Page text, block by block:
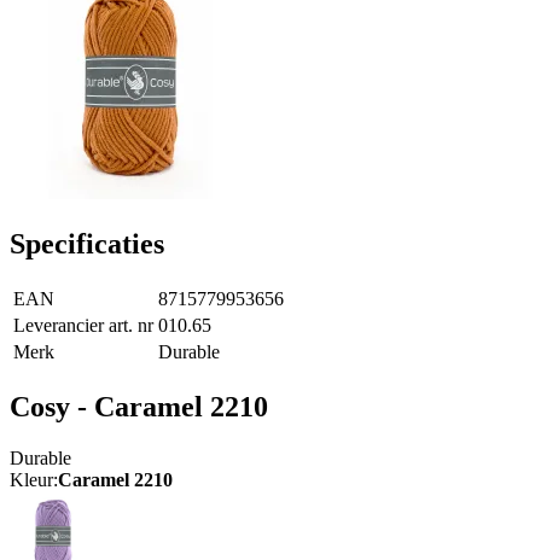
Specificaties
EAN
8715779953656
Leverancier art. nr 010.65
Merk
Durable
Cosy - Caramel 2210
Durable
Kleur:Caramel 2210